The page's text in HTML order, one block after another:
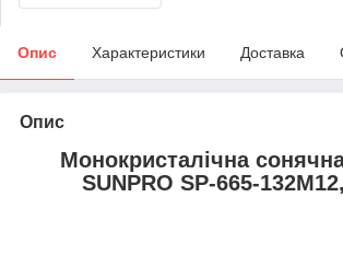
Опис Характеристики Доставка
Опис
Монокристалічна
SUNPRO SP-665-